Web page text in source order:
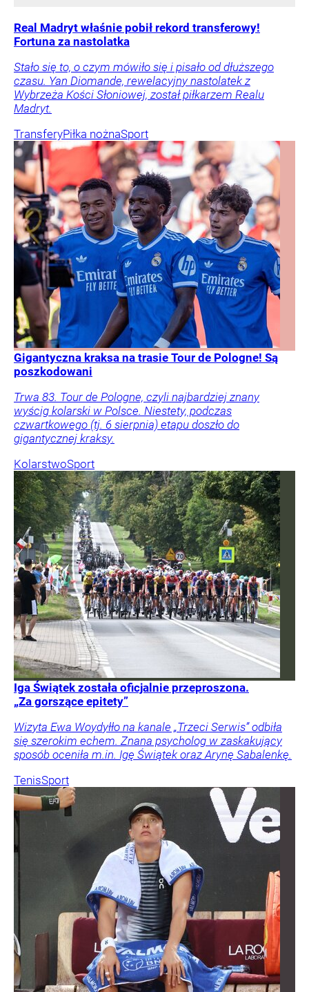
Real Madryt właśnie pobił rekord transferowy!
Fortuna za nastolatka
Stało się to, o czym mówiło się i pisało od dłuższego
czasu. Yan Diomande, rewelacyjny nastolatek z
Wybrzeża Kości Słoniowej, został piłkarzem Realu
Madryt.
TransferyPiłka nożnaSport
Gigantyczna kraksa na trasie Tour de Pologne! Są
poszkodowani
Trwa 83. Tour de Pologne, czyli najbardziej znany
wyścig kolarski w Polsce. Niestety, podczas
czwartkowego (tj. 6 sierpnia) etapu doszło do
gigantycznej kraksy.
KolarstwoSport
Iga Świątek została oficjalnie przeproszona.
„Za gorszące epitety”
Wizyta Ewa Woydyłło na kanale „Trzeci Serwis” odbiła
się szerokim echem. Znana psycholog w zaskakujący
sposób oceniła m.in. Igę Świątek oraz Arynę Sabalenkę.
TenisSport